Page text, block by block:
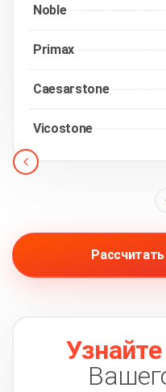
Noble
Primax
Caesarstone
Vicostone